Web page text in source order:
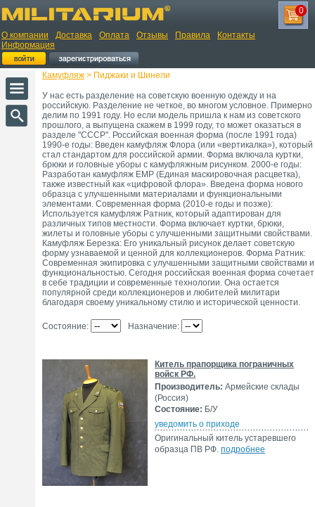
О компании Доставка Оплата Отзывы Правила
Контакты
Информация
0
Камуфляж > Пиджаки и Шинели
У нас есть разделение на советскую военную одежду и на
российскую. Разделение не четкое, во многом условное. Примерно
делим по 1991 году. Но если модель пришла к нам из советского
прошлого, а выпущена скажем в 1999 году, то может оказаться в
разделе "СССР". Российская военная форма (после 1991 года)
1990-е годы: Введен камуфляж Флора (или «вертикалка»), который
стал стандартом для российской армии. Форма включала куртки,
брюки и головные уборы с камуфляжным рисунком. 2000-е годы:
Разработан камуфляж ЕМР (Единая маскировочная расцветка),
также известный как «цифровой флора». Введена форма нового
образца с улучшенными материалами и функциональными
элементами. Современная форма (2010-е годы и позже):
Используется камуфляж Ратник, который адаптирован для
различных типов местности. Форма включает куртки, брюки,
жилеты и головные уборы с улучшенными защитными свойствами.
Камуфляж Березка: Его уникальный рисунок делает советскую
форму узнаваемой и ценной для коллекционеров. Форма Ратник:
Современная экипировка с улучшенными защитными свойствами и
функциональностью. Сегодня российская военная форма сочетает
в себе традиции и современные технологии. Она остается
популярной среди коллекционеров и любителей милитари
благодаря своему уникальному стилю и исторической ценности.
Состояние: Назначение:
Китель прапорщика пограничных
войск РФ.
Производитель: Армейские склады
(Россия)
Состояние: Б/У
уведомить о приходе
Оригинальный китель устаревшего
образца ПВ РФ. подробнее